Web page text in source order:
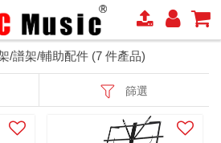
/譜架/輔助配件 (7 件產品)
篩選